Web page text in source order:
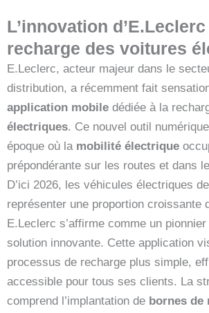
L’innovation
recharge des voitures
E.Leclerc, acteur majeur dans le
distribution, a récemment fait
application mobile dédiée à la
électriques. Ce nouvel outil
époque où la mobilité électrique
prépondérante sur les routes et dans
D’ici 2026, les véhicules électriques
représenter une proportion croissante
E.Leclerc s’affirme comme un
solution innovante. Cette application
processus de recharge plus simple,
accessible pour tous ses clients. La
comprend l’implantation de bornes de